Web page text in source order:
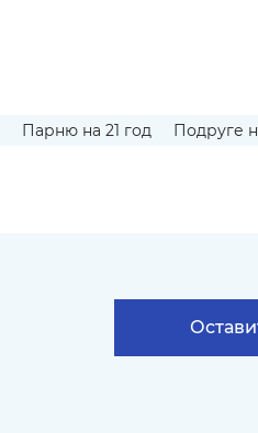
Парню на 21 год Подруге